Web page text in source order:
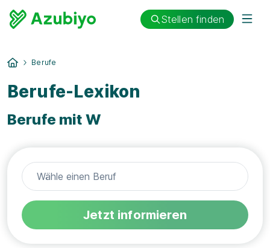
Stellen finden
Berufe
Berufe-Lexikon
Berufe mit W
Jetzt informieren